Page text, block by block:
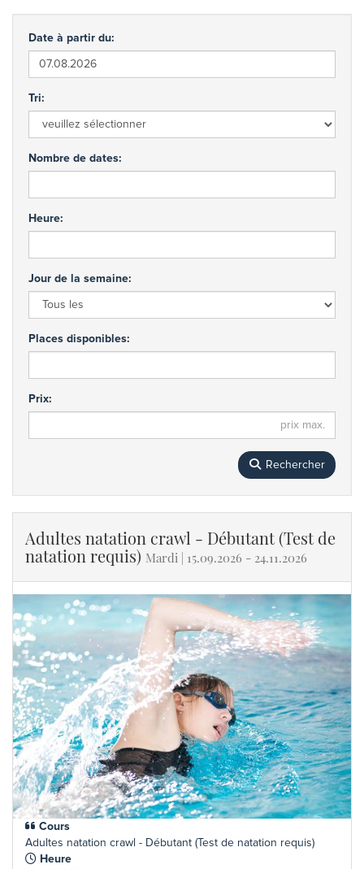
Date à partir du:
Tri:
Nombre de dates:
Heure:
Jour de la semaine:
Places disponibles:
Prix:
Rechercher
Adultes natation crawl - Débutant (Test de
natation requis) Mardi | 15.09.2026 - 24.11.2026
Cours
Adultes natation crawl - Débutant (Test de natation requis)
Heure